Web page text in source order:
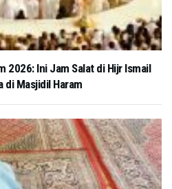
2026: Ini Jam Salat di Hijr Ismail
di Masjidil Haram